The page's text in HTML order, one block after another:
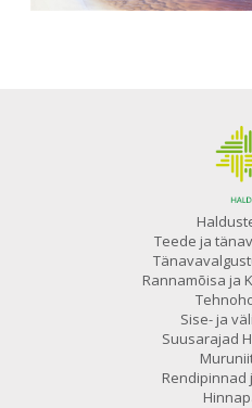
Teede ja
Rannamõisa ja
Sise- ja
Suusarajad
Rendipinnad